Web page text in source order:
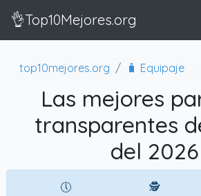
👌Top10Mejores.org
top10mejores.org 🧳 Equipaje
Las mejores
transparentes
del 2026
🕔
🕵